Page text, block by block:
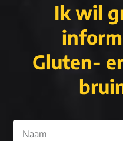
Ik wil
Gluten-